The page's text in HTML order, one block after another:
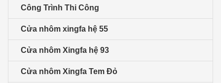
Công Trình Thi Công
Cửa nhôm xingfa hệ 55
Cửa nhôm Xingfa hệ 93
Cửa nhôm Xingfa Tem Đỏ